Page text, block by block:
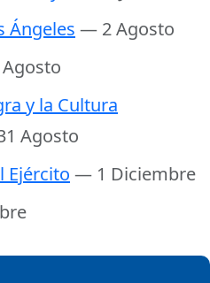
Ángeles — 2 Agosto
y la Cultura
Agosto
Ejército — 1 Diciembre